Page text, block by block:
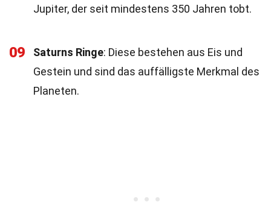
Jupiter, der seit mindestens 350 Jahren tobt.
09 Saturns Ringe: Diese bestehen aus Eis und
Gestein und sind das auffälligste Merkmal des
Planeten.